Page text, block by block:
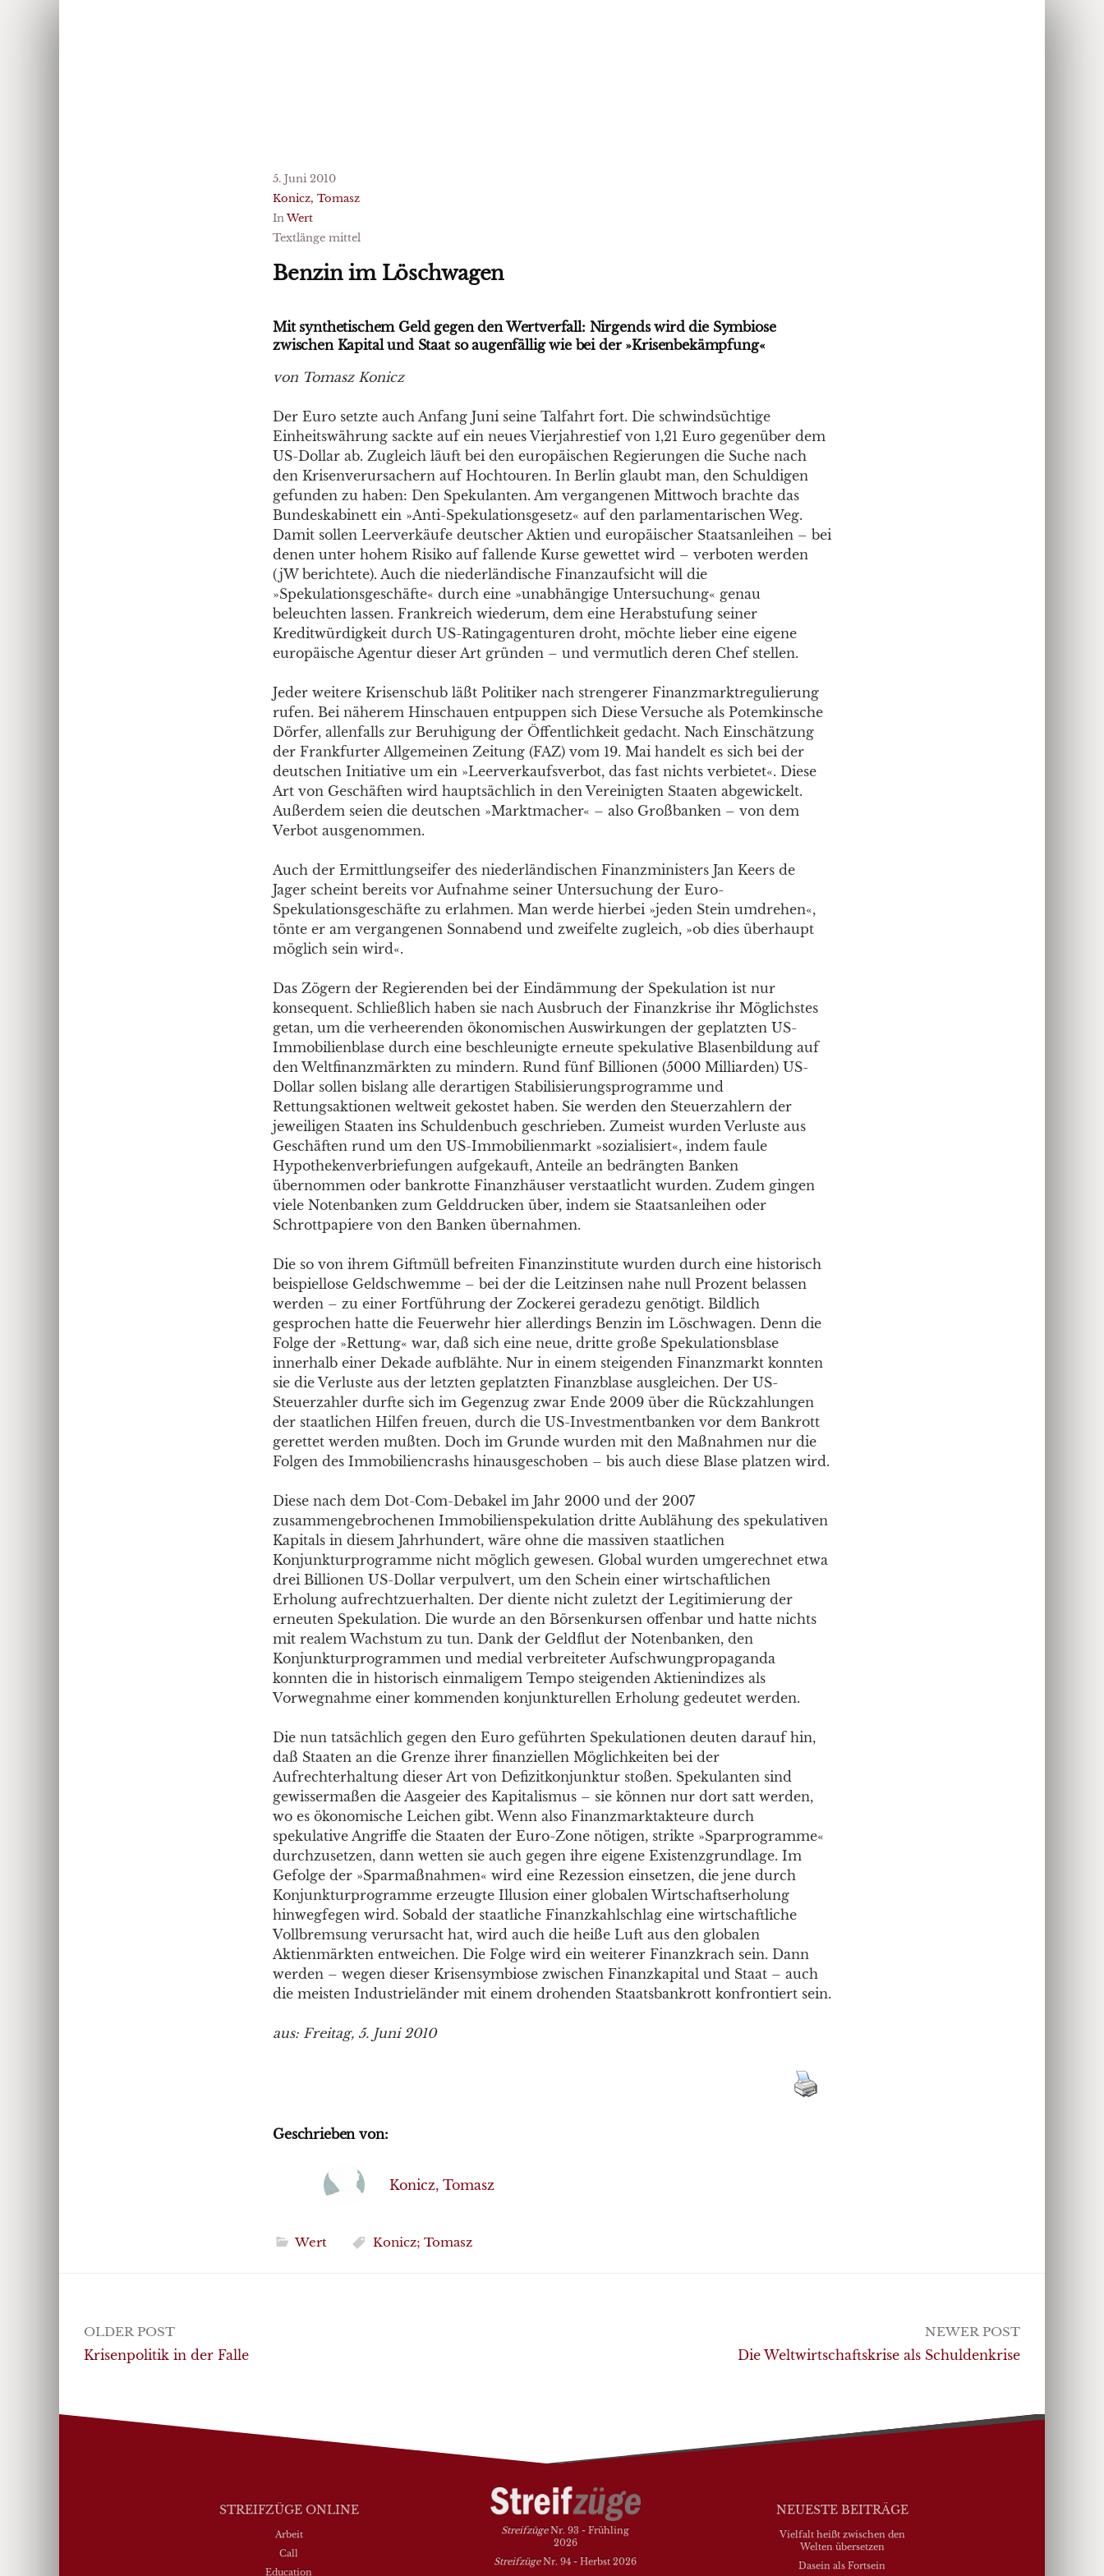
5. Juni 2010
Konicz, Tomasz
InWert
Textlänge mittel
Benzin im Löschwagen
Mit synthetischem Geld gegen den Wertverfall: Nirgends wird die Symbiose
zwischen Kapital und Staat so augenfällig wie bei der »Krisenbekämpfung«
von Tomasz Konicz
Der Euro setzte auch Anfang Juni seine Talfahrt fort. Die schwindsüchtige
Einheitswährung sackte auf ein neues Vierjahrestief von 1,21 Euro gegenüber dem
US-Dollar ab. Zugleich läuft bei den europäischen Regierungen die Suche nach
den Krisenverursachern auf Hochtouren. In Berlin glaubt man, den Schuldigen
gefunden zu haben: Den Spekulanten. Am vergangenen Mittwoch brachte das
Bundeskabinett ein »Anti-Spekulationsgesetz« auf den parlamentarischen Weg.
Damit sollen Leerverkäufe deutscher Aktien und europäischer Staatsanleihen – bei
denen unter hohem Risiko auf fallende Kurse gewettet wird – verboten werden
(jW berichtete). Auch die niederländische Finanzaufsicht will die
»Spekulationsgeschäfte« durch eine »unabhängige Untersuchung« genau
beleuchten lassen. Frankreich wiederum, dem eine Herabstufung seiner
Kreditwürdigkeit durch US-Ratingagenturen droht, möchte lieber eine eigene
europäische Agentur dieser Art gründen – und vermutlich deren Chef stellen.
Jeder weitere Krisenschub läßt Politiker nach strengerer Finanzmarktregulierung
rufen. Bei näherem Hinschauen entpuppen sich Diese Versuche als Potemkinsche
Dörfer, allenfalls zur Beruhigung der Öffentlichkeit gedacht. Nach Einschätzung
der Frankfurter Allgemeinen Zeitung (FAZ) vom 19. Mai handelt es sich bei der
deutschen Initiative um ein »Leerverkaufsverbot, das fast nichts verbietet«. Diese
Art von Geschäften wird hauptsächlich in den Vereinigten Staaten abgewickelt.
Außerdem seien die deutschen »Marktmacher« – also Großbanken – von dem
Verbot ausgenommen.
Auch der Ermittlungseifer des niederländischen Finanzministers Jan Keers de
Jager scheint bereits vor Aufnahme seiner Untersuchung der Euro-
Spekulationsgeschäfte zu erlahmen. Man werde hierbei »jeden Stein umdrehen«,
tönte er am vergangenen Sonnabend und zweifelte zugleich, »ob dies überhaupt
möglich sein wird«.
Das Zögern der Regierenden bei der Eindämmung der Spekulation ist nur
konsequent. Schließlich haben sie nach Ausbruch der Finanzkrise ihr Möglichstes
getan, um die verheerenden ökonomischen Auswirkungen der geplatzten US-
Immobilienblase durch eine beschleunigte erneute spekulative Blasenbildung auf
den Weltfinanzmärkten zu mindern. Rund fünf Billionen (5000 Milliarden) US-
Dollar sollen bislang alle derartigen Stabilisierungsprogramme und
Rettungsaktionen weltweit gekostet haben. Sie werden den Steuerzahlern der
jeweiligen Staaten ins Schuldenbuch geschrieben. Zumeist wurden Verluste aus
Geschäften rund um den US-Immobilienmarkt »sozialisiert«, indem faule
Hypothekenverbriefungen aufgekauft, Anteile an bedrängten Banken
übernommen oder bankrotte Finanzhäuser verstaatlicht wurden. Zudem gingen
viele Notenbanken zum Gelddrucken über, indem sie Staatsanleihen oder
Schrottpapiere von den Banken übernahmen.
Die so von ihrem Giftmüll befreiten Finanzinstitute wurden durch eine historisch
beispiellose Geldschwemme – bei der die Leitzinsen nahe null Prozent belassen
werden – zu einer Fortführung der Zockerei geradezu genötigt. Bildlich
gesprochen hatte die Feuerwehr hier allerdings Benzin im Löschwagen. Denn die
Folge der »Rettung« war, daß sich eine neue, dritte große Spekulationsblase
innerhalb einer Dekade aufblähte. Nur in einem steigenden Finanzmarkt konnten
sie die Verluste aus der letzten geplatzten Finanzblase ausgleichen. Der US-
Steuerzahler durfte sich im Gegenzug zwar Ende 2009 über die Rückzahlungen
der staatlichen Hilfen freuen, durch die US-Investmentbanken vor dem Bankrott
gerettet werden mußten. Doch im Grunde wurden mit den Maßnahmen nur die
Folgen des Immobiliencrashs hinausgeschoben – bis auch diese Blase platzen wird.
Diese nach dem Dot-Com-Debakel im Jahr 2000 und der 2007
zusammengebrochenen Immobilienspekulation dritte Aublähung des spekulativen
Kapitals in diesem Jahrhundert, wäre ohne die massiven staatlichen
Konjunkturprogramme nicht möglich gewesen. Global wurden umgerechnet etwa
drei Billionen US-Dollar verpulvert, um den Schein einer wirtschaftlichen
Erholung aufrechtzuerhalten. Der diente nicht zuletzt der Legitimierung der
erneuten Spekulation. Die wurde an den Börsenkursen offenbar und hatte nichts
mit realem Wachstum zu tun. Dank der Geldflut der Notenbanken, den
Konjunkturprogrammen und medial verbreiteter Aufschwungpropaganda
konnten die in historisch einmaligem Tempo steigenden Aktienindizes als
Vorwegnahme einer kommenden konjunkturellen Erholung gedeutet werden.
Die nun tatsächlich gegen den Euro geführten Spekulationen deuten darauf hin,
daß Staaten an die Grenze ihrer finanziellen Möglichkeiten bei der
Aufrechterhaltung dieser Art von Defizitkonjunktur stoßen. Spekulanten sind
gewissermaßen die Aasgeier des Kapitalismus – sie können nur dort satt werden,
wo es ökonomische Leichen gibt. Wenn also Finanzmarktakteure durch
spekulative Angriffe die Staaten der Euro-Zone nötigen, strikte »Sparprogramme«
durchzusetzen, dann wetten sie auch gegen ihre eigene Existenzgrundlage. Im
Gefolge der »Sparmaßnahmen« wird eine Rezession einsetzen, die jene durch
Konjunkturprogramme erzeugte Illusion einer globalen Wirtschaftserholung
hinwegfegen wird. Sobald der staatliche Finanzkahlschlag eine wirtschaftliche
Vollbremsung verursacht hat, wird auch die heiße Luft aus den globalen
Aktienmärkten entweichen. Die Folge wird ein weiterer Finanzkrach sein. Dann
werden – wegen dieser Krisensymbiose zwischen Finanzkapital und Staat – auch
die meisten Industrieländer mit einem drohenden Staatsbankrott konfrontiert sein.
aus: Freitag, 5. Juni 2010
Geschrieben von:
Konicz, Tomasz
Wert Konicz; Tomasz
Post
navigation
OLDER POST
Krisenpolitik in der Falle
NEWER POST
Die Weltwirtschaftskrise als Schuldenkrise
STREIFZÜGE ONLINE
Arbeit
Call
Education
StreifzügeNr. 93 - Frühling
2026
StreifzügeNr. 94 - Herbst 2026
NEUESTE BEITRÄGE
Vielfalt heißt zwischen den
Welten übersetzen
Dasein als Fortsein